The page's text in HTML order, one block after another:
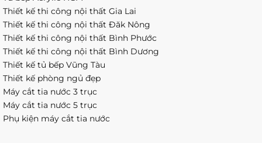
Thiết kế thi công nội thất Gia Lai
Thiết kế thi công nội thất Đăk Nông
Thiết kế thi công nội thất Bình Phước
Thiết kế thi công nội thất Bình Dương
Thiết kế tủ bếp Vũng Tàu
Thiết kế phòng ngủ đẹp
Máy cắt tia nước 3 trục
Máy cắt tia nước 5 trục
Phụ kiện máy cắt tia nước